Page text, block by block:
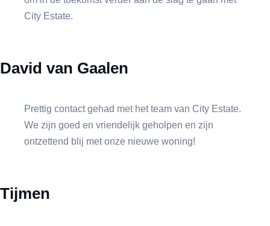
City Estate.
David van Gaalen
Prettig contact gehad met het team van City Estate.
We zijn goed en vriendelijk geholpen en zijn
ontzettend blij met onze nieuwe woning!
Tijmen